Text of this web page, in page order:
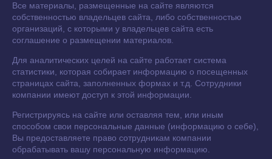
Все материалы, размещенные на сайте являются
собственностью владельцев сайта, либо собственностью
организаций, с которыми у владельцев сайта есть
соглашение о размещении материалов.
Для аналитических целей на сайте работает система
статистики, которая собирает информацию о посещенных
страницах сайта, заполненных формах и т.д. Сотрудники
компании имеют доступ к этой информации.
Регистрируясь на сайте или оставляя тем, или иным
способом свои персональные данные (информацию о себе),
Вы предоставляете право сотрудникам компании
обрабатывать вашу персональную информацию.